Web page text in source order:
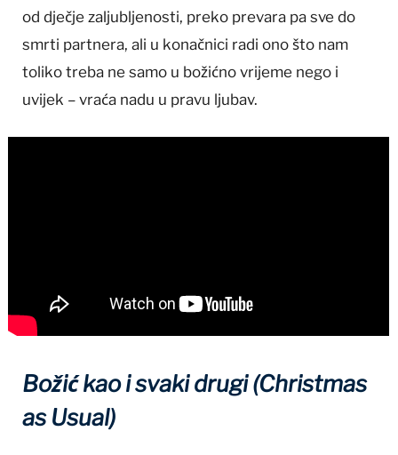
od dječje zaljubljenosti, preko prevara pa sve do
smrti partnera, ali u konačnici radi ono što nam
toliko treba ne samo u božićno vrijeme nego i
uvijek – vraća nadu u pravu ljubav.
Božić kao i svaki drugi (Christmas
as Usual)